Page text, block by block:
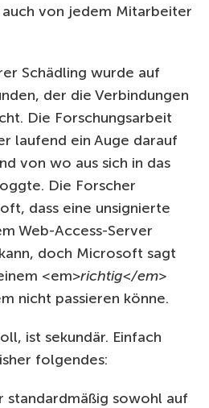
von jedem Mitarbeiter
Schädling wurde auf
der die Verbindungen
Die Forschungsarbeit
laufend ein Auge darauf
von wo aus sich in das
Die Forscher
dass eine unsignierte
Web-Access-Server
doch Microsoft sagt
<em>richtig</em>
nicht passieren könne.
ist sekundär. Einfach
folgendes:
standardmäßig sowohl auf